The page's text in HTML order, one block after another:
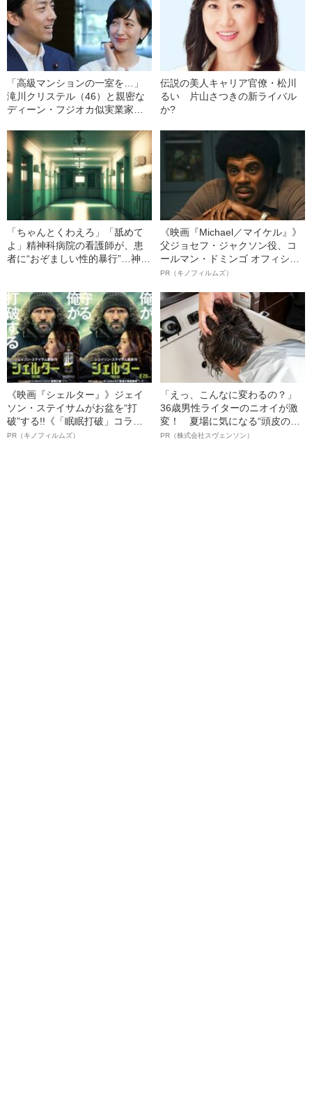
「高級マンションの一室を…」
滝川クリステル（46）と親密な
ディーン・フジオカ似実業家
伝説の美人キャリア官僚・松川
るい 片山さつきの新ライバル
か?
「ちゃんとくわえろ」「舐めて
よ」精神科病院の看護師が、患
者に“おぞましい性的暴行”…神
《映画『Michael／マイケル』》
父ジョセフ・ジャクソン役、コ
ールマン・ドミンゴ オフィシャ
ルインタビュー“観客を魅了した
語る”《日本興収70億円突破》
PR（キノフィルムズ）
《映画『シェルター』》ジェイ
ソン・ステイサムがお盆を“打
破”する!!《「眠眠打破」コラ
ボ》
PR（キノフィルムズ）
「えっ、こんなに変わるの？」
36歳男性ライターのニオイが激
変！ 夏場に気になる“頭皮のニ
オイ”や“ベタつき”を解消す
PR（株式会社スヴェンソン）